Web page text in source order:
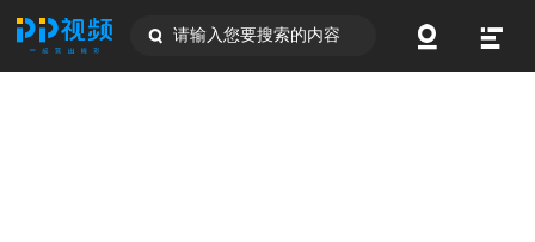
请输入您要搜索的内容